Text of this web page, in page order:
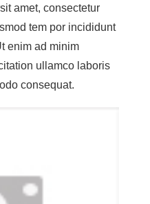
amet, consectetur
tem por incididunt
enim ad minim
ullamco laboris
consequat.